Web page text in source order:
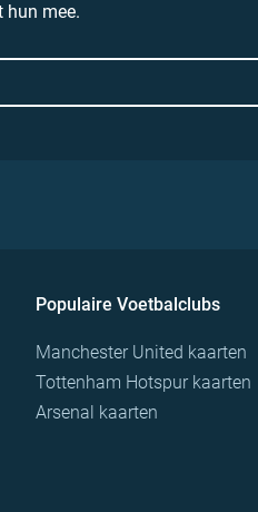
hun mee.
Populaire Voetbalclubs
Manchester United kaarten
Tottenham Hotspur kaarten
Arsenal kaarten